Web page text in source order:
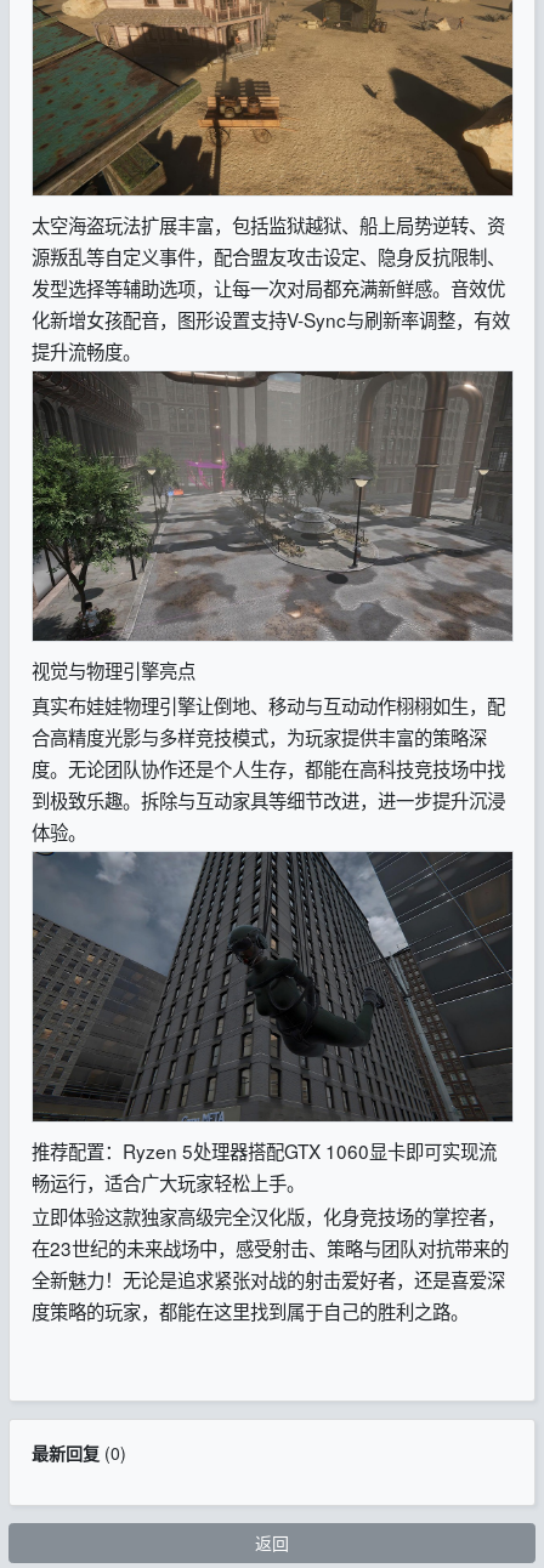
太空海盗玩法扩展丰富，包括监狱越狱、船上局势逆转、资
源叛乱等自定义事件，配合盟友攻击设定、隐身反抗限制、
发型选择等辅助选项，让每一次对局都充满新鲜感。音效优
化新增女孩配音，图形设置支持V-Sync与刷新率调整，有效
提升流畅度。
视觉与物理引擎亮点
真实布娃娃物理引擎让倒地、移动与互动动作栩栩如生，配
合高精度光影与多样竞技模式，为玩家提供丰富的策略深
度。无论团队协作还是个人生存，都能在高科技竞技场中找
到极致乐趣。拆除与互动家具等细节改进，进一步提升沉浸
体验。
推荐配置：Ryzen 5处理器搭配GTX 1060显卡即可实现流
畅运行，适合广大玩家轻松上手。
立即体验这款独家高级完全汉化版，化身竞技场的掌控者，
在23世纪的未来战场中，感受射击、策略与团队对抗带来的
全新魅力！无论是追求紧张对战的射击爱好者，还是喜爱深
度策略的玩家，都能在这里找到属于自己的胜利之路。
最新回复(0)
返回